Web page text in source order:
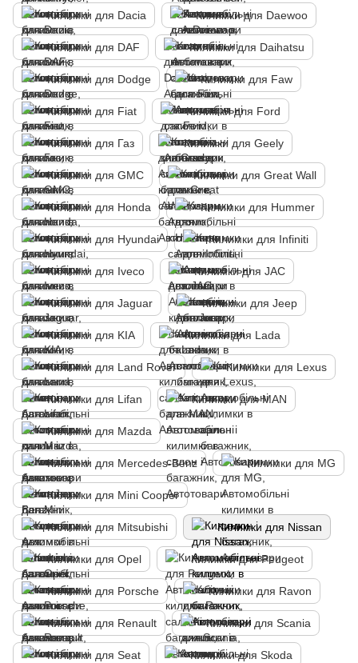
Килимки для Dacia Килимки для Daewoo
Килимки для DAF Килимки для Daihatsu
Килимки для Dodge Килимки для Faw
Килимки для Fiat Килимки для Ford
Килимки для Газ Килимки для Geely
Килимки для GMC Килимки для Great Wall
Килимки для Honda Килимки для Hummer
Килимки для Hyundai Килимки для Infiniti
Килимки для Iveco Килимки для JAC
Килимки для Jaguar Килимки для Jeep
Килимки для KIA Килимки для Lada
Килимки для Land Rover Килимки для Lexus
Килимки для Lifan Килимки для MAN
Килимки для Mazda
Килимки для Mercedes-Benz Килимки для MG
Килимки для Mini Cooper
Килимки для Mitsubishi Килимки для Nissan
Килимки для Opel Килимки для Peugeot
Килимки для Porsche Килимки для Ravon
Килимки для Renault Килимки для Scania
Килимки для Seat Килимки для Skoda